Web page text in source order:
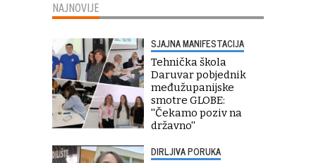
NAJNOVIJE
SJAJNA MANIFESTACIJA
Tehnička škola
Daruvar pobjednik
međužupanijske
smotre GLOBE:
''Čekamo poziv na
državno''
DIRLJIVA PORUKA